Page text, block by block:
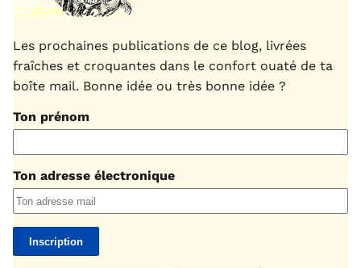
Les prochaines publications de ce blog, livrées
fraîches et croquantes dans le confort ouaté de ta
boîte mail. Bonne idée ou très bonne idée ?
Ton prénom
Ton adresse électronique